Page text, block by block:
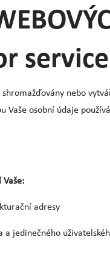
nebo
osobní údaje
Vaše:
adresy
jedinečného